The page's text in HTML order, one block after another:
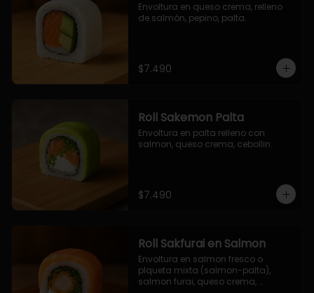
Envoltura en queso crema, relleno
de salmón, pepino, palta.
$7.490
Roll Sakemon Palta
Envoltura en palta relleno con
salmon, queso crema, cebollin.
$7.490
Roll Sakfurai en Salmon
Envoltura en salmon fresco o
plqueta mixta (salmon-palta),
salmon furai, queso crema,